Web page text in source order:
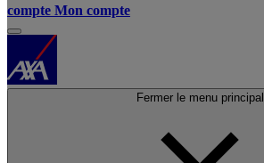
compte Mon compte
Fermer le menu principal